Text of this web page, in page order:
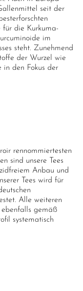
seit der
für die Kurkuma-
im
steht. Zunehmend
der Wurzel wie
in den Fokus der
rennommiertesten
sind unsere Tees
Anbau und
Tees wird für
Alle weiteren
ebenfalls gemäß
systematisch